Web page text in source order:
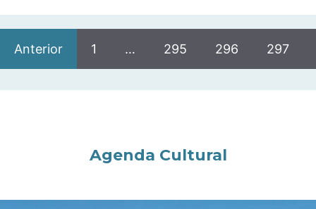
Anterior 1 … 295 296 297
Agenda Cultural